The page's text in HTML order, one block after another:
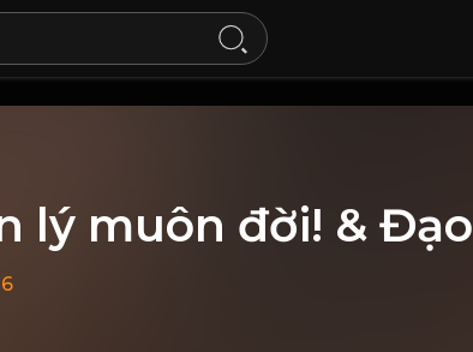
lý muôn đời! & Đạo